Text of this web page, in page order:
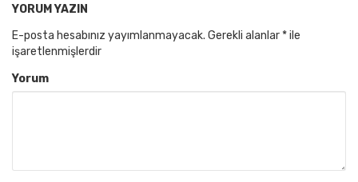
YORUM YAZIN
E-posta hesabınız yayımlanmayacak. Gerekli alanlar *ile
işaretlenmişlerdir
Yorum